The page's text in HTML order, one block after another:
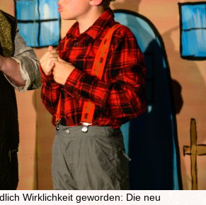
Wirklichkeit geworden: Die neu